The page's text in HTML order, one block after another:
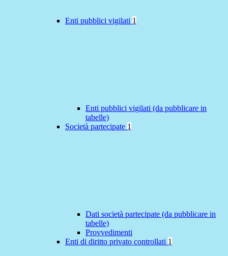
Enti pubblici vigilati 1
Enti pubblici vigilati (da pubblicare in
tabelle)
Società partecipate 1
Dati società partecipate (da pubblicare in
tabelle)
Provvedimenti
Enti di diritto privato controllati 1